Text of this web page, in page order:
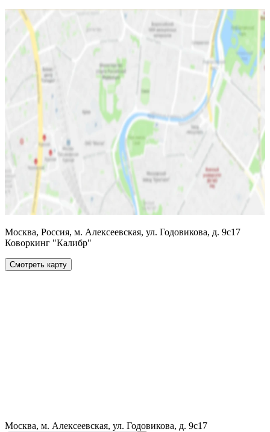
Москва, Россия, м. Алексеевская, ул. Годовикова, д. 9с17
Коворкинг "Калибр"
Смотреть карту
Москва, м. Алексеевская, ул. Годовикова, д. 9с17